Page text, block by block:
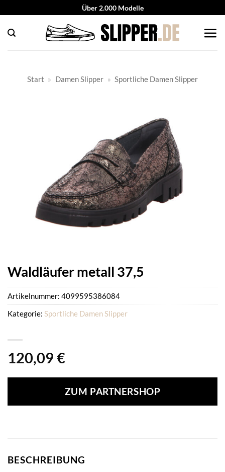
springen
Über 2.000 Modelle
Start » Damen Slipper » Sportliche Damen Slipper
Waldläufer metall 37,5
120,09 €
ZUM PARTNERSHOP
Artikelnummer: 4099595386084
Kategorie: Sportliche Damen Slipper
BESCHREIBUNG